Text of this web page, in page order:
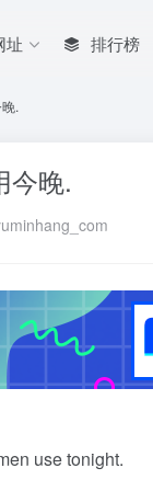
址 排行榜
.
今晚.
use tonight.